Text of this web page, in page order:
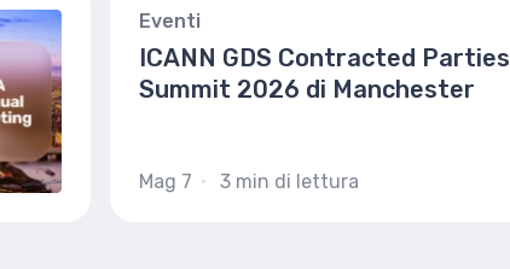
Eventi
ICANN GDS Contracted Parties
Summit 2026 di Manchester
Mag 7 3 min di lettura